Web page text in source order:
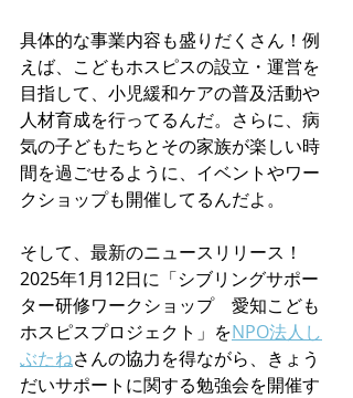
具体的な事業内容も盛りだくさん！例
えば、こどもホスピスの設立・運営を
目指して、小児緩和ケアの普及活動や
人材育成を行ってるんだ。さらに、病
気の子どもたちとその家族が楽しい時
間を過ごせるように、イベントやワー
クショップも開催してるんだよ。
そして、最新のニュースリリース！
2025年1月12日に「シブリングサポー
ター研修ワークショップ　愛知こども
ホスピスプロジェクト」をNPO法人し
ぶたねさんの協力を得ながら、きょう
だいサポートに関する勉強会を開催す